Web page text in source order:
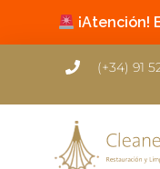
¡Atención!
(+34) 91